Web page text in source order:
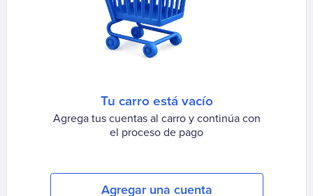
Aguas Santiago Poniente
Biodiversa
Nuevo Sur
Sepra
Tu carro está vacío
Agrega tus cuentas al carro y continúa con
el proceso de pago
Agregar una cuenta